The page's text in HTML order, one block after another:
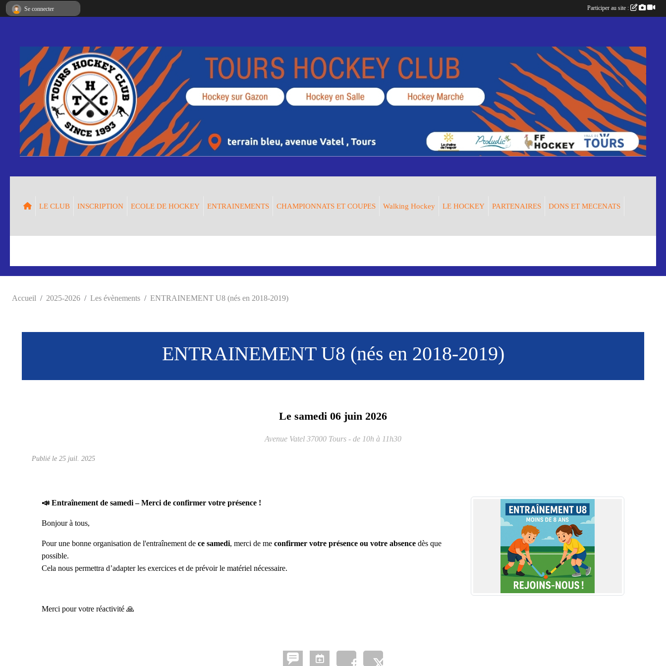
LE CLUB INSCRIPTION ECOLE DE HOCKEY ENTRAINEMENTS CHAMPIONNATS ET COUPES Walking Hockey LE HOCKEY PARTENAIRES DONS ET MECENATS
Accueil 2025-2026 Les évènements ENTRAINEMENT U8 (nés en 2018-2019)
ENTRAINEMENT U8 (nés en 2018-2019)
Le samedi 06 juin 2026
Avenue Vatel 37000 Tours - de 10h à 11h30
Publié le 25 juil. 2025
📣 Entraînement de samedi – Merci de confirmer votre présence !
Bonjour à tous,
Pour une bonne organisation de l'entraînement de ce samedi, merci de me confirmer votre présence ou votre absence dès que
possible.
Cela nous permettra d’adapter les exercices et de prévoir le matériel nécessaire.
Merci pour votre réactivité 🙏
Se connecter Participer au site :
Panneau de gestion des cookies